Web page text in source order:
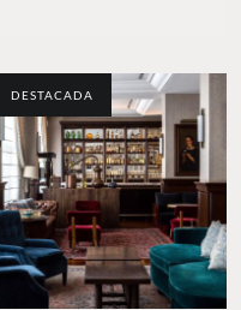
DESTACADA